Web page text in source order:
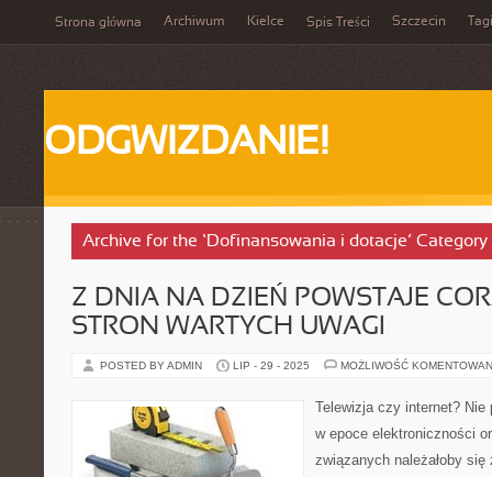
Strona główna Archiwum Kielce Spis Treści Szczecin Tagi
ODGWIZDANIE!
Archive for the ‘Dofinansowania i dotacje’ Category
Z DNIA NA DZIEŃ POWSTAJE
STRON WARTYCH UWAGI
POSTED BY ADMIN LIP - 29 - 2025 MOŻLIWOŚĆ
Telewizja czy internet? Nie
w epoce elektroniczności
związanych należałoby